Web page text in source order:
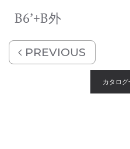
B6’+B外
PREVIOUS
カタログ